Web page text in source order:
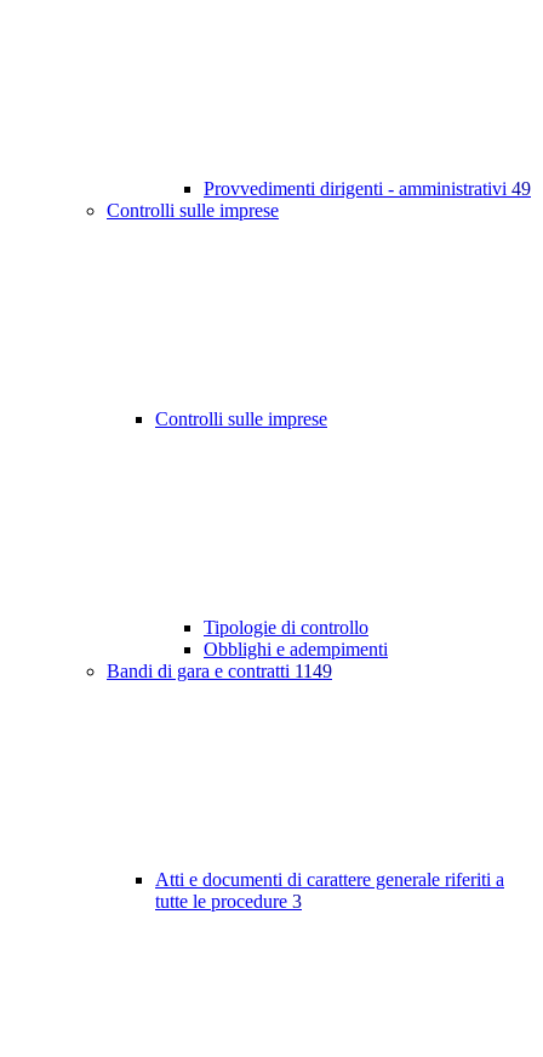
Provvedimenti dirigenti - amministrativi 49
Controlli sulle imprese
Controlli sulle imprese
Tipologie di controllo
Obblighi e adempimenti
Bandi di gara e contratti 1149
Atti e documenti di carattere generale riferiti a
tutte le procedure 3